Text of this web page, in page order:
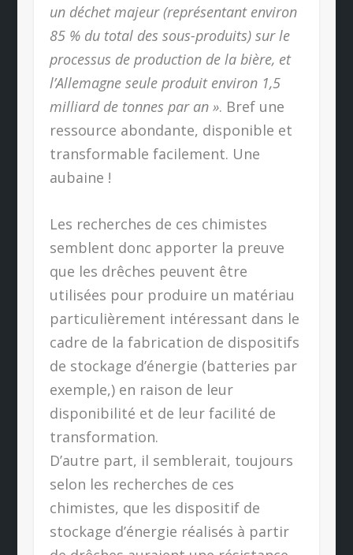
un déchet majeur (représentant environ
85 % du total des sous-produits) sur le
processus de production de la bière, et
l’Allemagne seule produit environ 1,5
milliard de tonnes par an ». Bref une
ressource abondante, disponible et
transformable facilement. Une
aubaine !
Les recherches de ces chimistes
semblent donc apporter la preuve
que les drêches peuvent être
utilisées pour produire un matériau
particulièrement intéressant dans le
cadre de la fabrication de dispositifs
de stockage d’énergie (batteries par
exemple,) en raison de leur
disponibilité et de leur facilité de
transformation.
D’autre part, il semblerait, toujours
selon les recherches de ces
chimistes, que les dispositif de
stockage d’énergie réalisés à partir